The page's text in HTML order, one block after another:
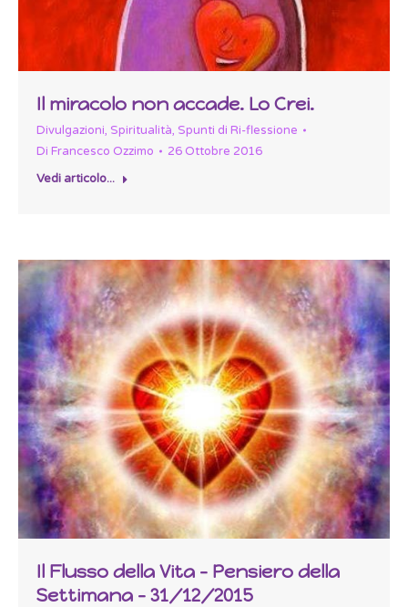
Il miracolo non accade. Lo Crei.
Divulgazioni, Spiritualità, Spunti di Ri-flessione
Di Francesco Ozzimo
26 Ottobre 2016
Vedi articolo...
Il Flusso della Vita – Pensiero della
Settimana – 31/12/2015